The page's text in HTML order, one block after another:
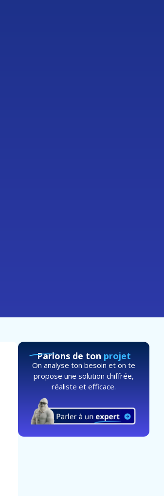
Parlons de ton projet
On analyse ton besoin et on te
propose une solution chiffrée,
réaliste et efficace.